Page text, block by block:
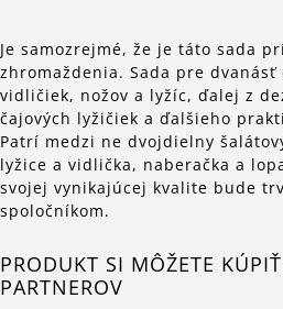
Je samozrejmé, že je táto sada
zhromaždenia. Sada pre dvanásť
vidličiek, nožov a lyžíc, ďalej z
čajových lyžičiek a ďalšieho
Patrí medzi ne dvojdielny
lyžice a vidlička, naberačka a
svojej vynikajúcej kvalite bude
spoločníkom.
PRODUKT SI MÔŽETE
PARTNEROV